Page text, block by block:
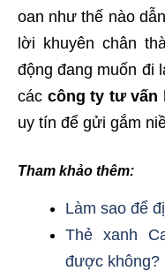
oan như thế nào
lời khuyên chân
động đang muốn đi
các công ty tư vấn
uy tín để gửi gắm
Tham khảo thêm:
Làm sao để
Thẻ xanh
được không?